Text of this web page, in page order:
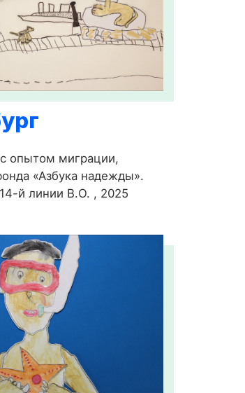
опытом миграции,
«Азбука надежды».
й линии В.О. , 2025